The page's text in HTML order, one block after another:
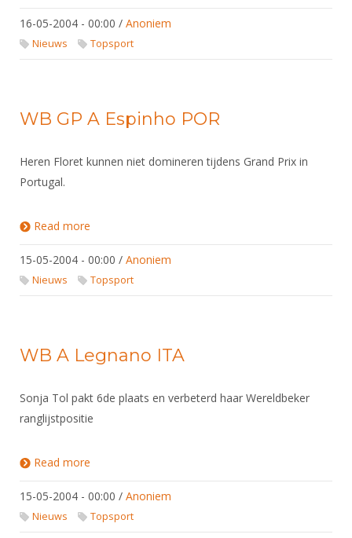
16-05-2004 - 00:00 / Anoniem
Nieuws Topsport
WB GP A Espinho POR
Heren Floret kunnen niet domineren tijdens Grand Prix in
Portugal.
Read more
15-05-2004 - 00:00 / Anoniem
Nieuws Topsport
WB A Legnano ITA
Sonja Tol pakt 6de plaats en verbeterd haar Wereldbeker
ranglijstpositie
Read more
15-05-2004 - 00:00 / Anoniem
Nieuws Topsport